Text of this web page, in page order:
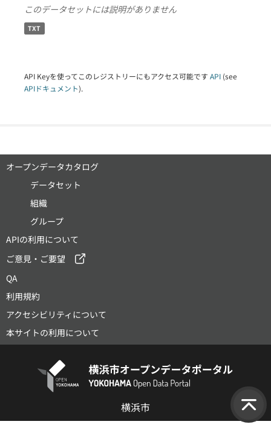
このデータセットには説明がありません
TXT
API Keyを使ってこのレジストリーにもアクセス可能です API (see
APIドキュメント).
オープンデータカタログ
データセット
組織
グループ
APIの利用について
ご意見・ご要望
QA
利用規約
アクセシビリティについて
本サイトの利用について
横浜市